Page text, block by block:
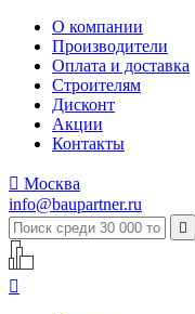
О компании
Производители
Оплата и доставка
Строителям
Дисконт
Акции
Контакты
 Москва
info@baupartner.ru

